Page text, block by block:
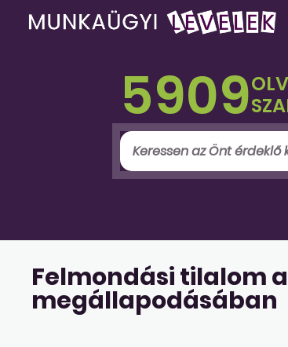
5909
Felmondási tilalom
megállapodásában